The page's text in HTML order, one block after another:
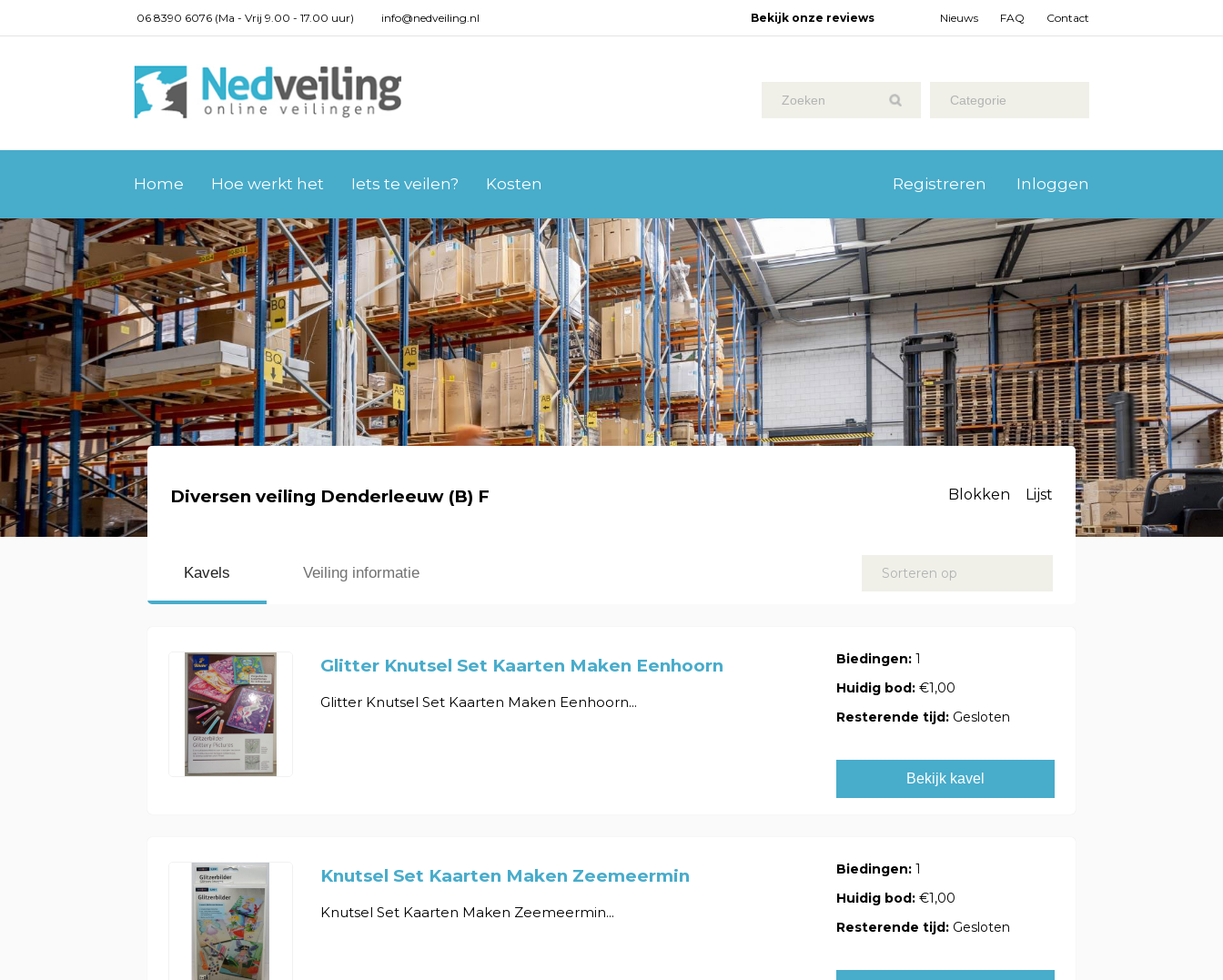
06 8390 6076 (Ma - Vrij 9.00 - 17.00 uur) info@nedveiling.nl Contact
FAQ
Nieuws
Bekijk onze reviews
Categorie
Home Hoe werkt het Iets te veilen? Kosten Inloggen
Registreren
Diversen veiling Denderleeuw (B) F Blokken Lijst
Kavels Veiling informatie Sorteren op
Glitter Knutsel Set Kaarten Maken Eenhoorn
Glitter Knutsel Set Kaarten Maken Eenhoorn...
Biedingen: 1
Huidig bod:€1,00
Resterende tijd: Gesloten
Bekijk kavel
Knutsel Set Kaarten Maken Zeemeermin
Knutsel Set Kaarten Maken Zeemeermin...
Biedingen: 1
Huidig bod:€1,00
Resterende tijd: Gesloten